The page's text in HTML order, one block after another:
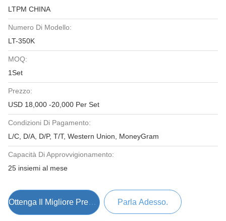
LTPM CHINA
Numero Di Modello:
LT-350K
MOQ:
1Set
Prezzo:
USD 18,000 -20,000 Per Set
Condizioni Di Pagamento:
L/C, D/A, D/P, T/T, Western Union, MoneyGram
Capacità Di Approvvigionamento:
25 insiemi al mese
Ottenga Il Migliore Prezzo Parla Adesso.